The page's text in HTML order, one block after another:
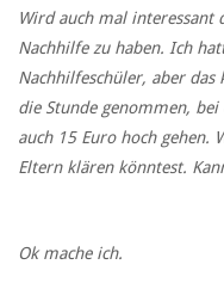
Wird auch mal interessant
Nachhilfe zu haben. Ich
Nachhilfeschüler, aber
die Stunde genommen,
auch 15 Euro hoch gehen.
Eltern klären könntest.
Ok mache ich.